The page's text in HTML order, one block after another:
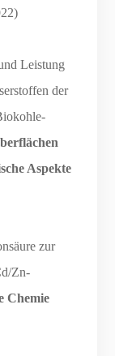
Leistung
der
Aspekte
zur
Zn-
Chemie